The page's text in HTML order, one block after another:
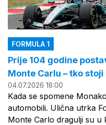
FORMULA 1
Prije 104 godine
Monte Carlu – tko stoji
04.07.2026 18:00
Kada se spomene
automobili. Ulična utrka
Monte Carlo dragulji su